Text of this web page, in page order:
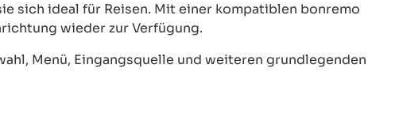
sich ideal für Reisen. Mit einer kompatiblen bonremo
wieder zur Verfügung.
Menü, Eingangsquelle und weiteren grundlegenden